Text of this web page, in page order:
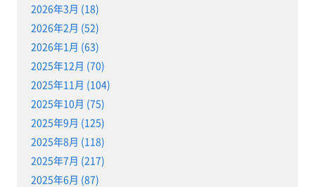
2026年3月 (18)
2026年2月 (52)
2026年1月 (63)
2025年12月 (70)
2025年11月 (104)
2025年10月 (75)
2025年9月 (125)
2025年8月 (118)
2025年7月 (217)
2025年6月 (87)